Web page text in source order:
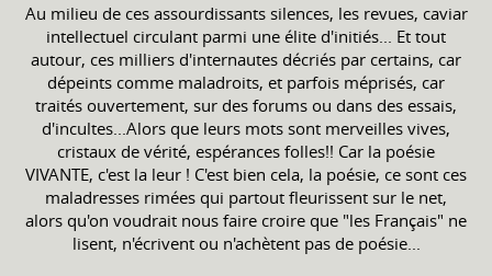
Au milieu de ces assourdissants silences, les revues, caviar
intellectuel circulant parmi une élite d'initiés... Et tout
autour, ces milliers d'internautes décriés par certains, car
dépeints comme maladroits, et parfois méprisés, car
traités ouvertement, sur des forums ou dans des essais,
d'incultes...Alors que leurs mots sont merveilles vives,
cristaux de vérité, espérances folles!! Car la poésie
VIVANTE, c'est la leur ! C'est bien cela, la poésie, ce sont ces
maladresses rimées qui partout fleurissent sur le net,
alors qu'on voudrait nous faire croire que "les Français" ne
lisent, n'écrivent ou n'achètent pas de poésie...